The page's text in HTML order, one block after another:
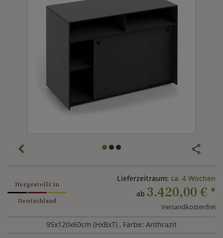
Hergestellt in
Deutschland
Lieferzeitraum: ca. 4 Wochen
ab 3.420,00 € *
Versandkostenfrei
95x120x60cm (HxBxT) , Farbe: Anthrazit